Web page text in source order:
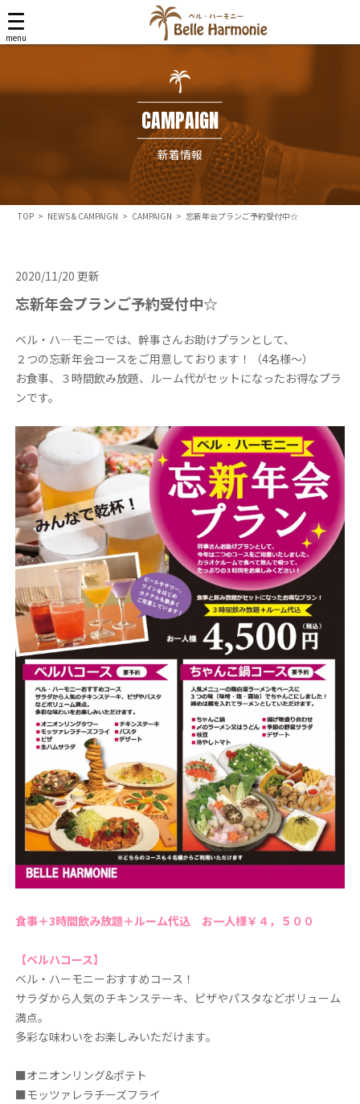
menu
CAMPAIGN
新着情報
TOP > NEWS & CAMPAIGN > CAMPAIGN > 忘新年会プランご予約受付中☆
2020/11/20 更新
忘新年会プランご予約受付中☆
ベル・ハ―モニーでは、幹事さんお助けプランとして、
２つの忘新年会コースをご用意しております！（4名様～）
お食事、３時間飲み放題、ルーム代がセットになったお得なプラ
ンです。
食事＋3時間飲み放題＋ルーム代込 お一人様￥４，５００
【ベルハコース】
ベル・ハーモニーおすすめコース！
サラダから人気のチキンステーキ、ピザやパスタなどボリューム
満点。
多彩な味わいをお楽しみいただけます。
■オニオンリング&ポテト
■モッツァレラチーズフライ